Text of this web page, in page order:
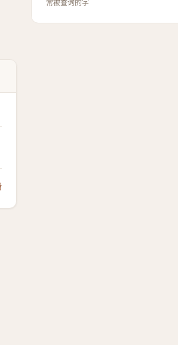
常被查询的字